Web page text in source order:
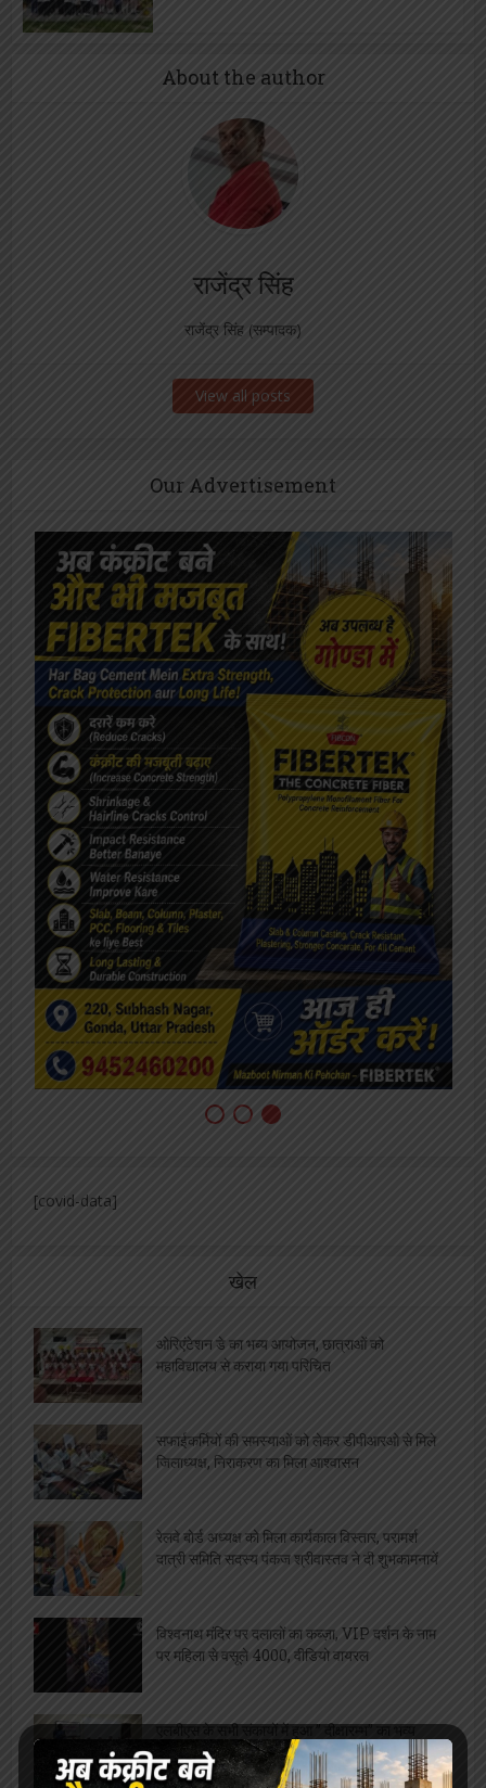
About the author
राजेंद्र सिंह
राजेंद्र सिंह (सम्पादक)
View all posts
Our Advertisement
[covid-data]
खेल
ओरिएंटेशन डे का भब्य आयोजन, छात्राओं को
महाविद्यालय से कराया गया परिचित
सफाईकर्मियों की समस्याओं को लेकर डीपीआरओ से मिले
जिलाध्यक्ष, निराकरण का मिला आश्वासन
रेलवे बोर्ड अध्यक्ष को मिला कार्यकाल विस्तार, परामर्श
दात्री समिति सदस्य पंकज श्रीवास्तव ने दी शुभकामनायें
विश्वनाथ मंदिर पर दलालों का कब्ज़ा, VIP दर्शन के नाम
पर महिला से वसूले 4000, वीडियो वायरल
एलबीएस के सभी संकायों में हुआ ” दीक्षारम्भ” का भव्य
कार्यक्रम